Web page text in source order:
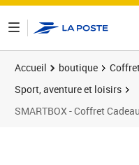
Accueil boutique
Sport, aventure et loisirs
SMARTBOX - Coffret